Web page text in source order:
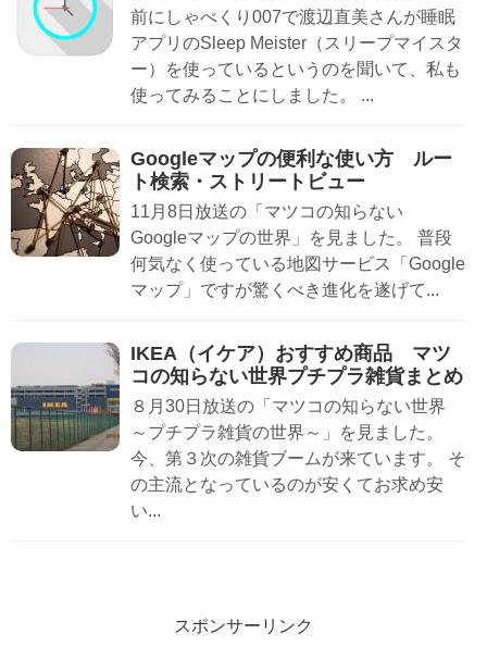
前にしゃべくり007で渡辺直美さんが睡眠
アプリのSleep Meister（スリープマイスタ
ー）を使っているというのを聞いて、私も
使ってみることにしました。 ...
Googleマップの便利な使い方 ルー
ト検索・ストリートビュー
11月8日放送の「マツコの知らない
Googleマップの世界」を見ました。 普段
何気なく使っている地図サービス「Google
マップ」ですが驚くべき進化を遂げて...
IKEA（イケア）おすすめ商品 マツ
コの知らない世界プチプラ雑貨まとめ
８月30日放送の「マツコの知らない世界
～プチプラ雑貨の世界～」を見ました。
今、第３次の雑貨ブームが来ています。 そ
の主流となっているのが安くてお求め安
い...
スポンサーリンク